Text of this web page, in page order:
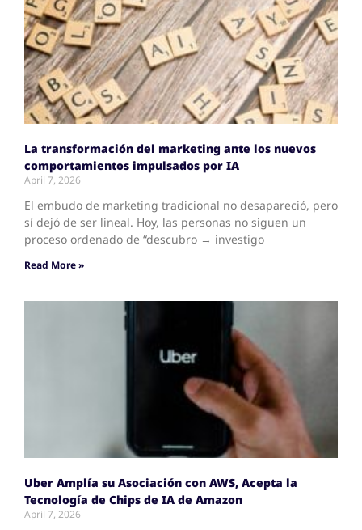
La transformación del marketing ante los nuevos
comportamientos impulsados por IA
April 7, 2026
El embudo de marketing tradicional no desapareció, pero
sí dejó de ser lineal. Hoy, las personas no siguen un
proceso ordenado de “descubro → investigo
Read More »
Uber Amplía su Asociación con AWS, Acepta la
Tecnología de Chips de IA de Amazon
April 7, 2026